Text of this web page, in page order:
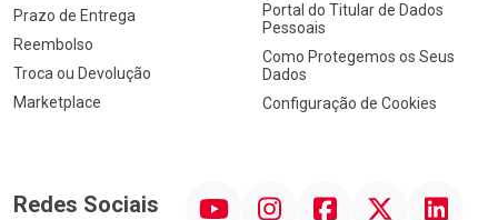
Prazo de Entrega
Reembolso
Troca ou Devolução
Marketplace
Portal do Titular de Dados
Pessoais
Como Protegemos os Seus
Dados
Configuração de Cookies
Redes Sociais InstagramFacebookTwitter Linkedin